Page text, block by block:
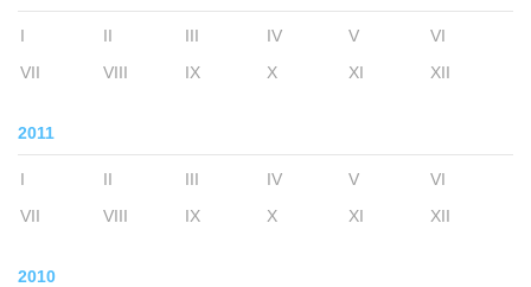
I II III IV V
VI
VII
VIII IX X XI XII
2011
I II III IV V
VI
VII
VIII IX X XI XII
2010